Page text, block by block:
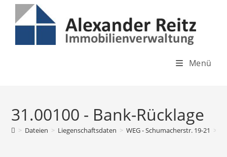
springen
Inhalt
Menü
31.00100 - Bank-Rücklage
> Dateien > Liegenschaftsdaten > WEG - Schumacherstr. 19-21 >